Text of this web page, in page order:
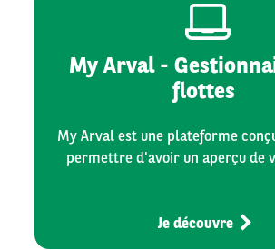
My Arval -
flottes
My Arval est une plateforme
permettre d'avoir un aperçu de
Je découvre